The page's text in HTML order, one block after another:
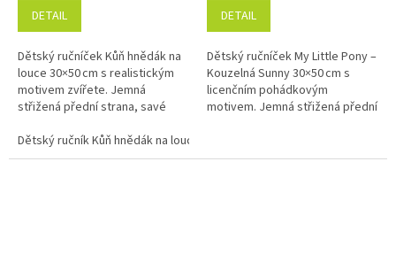
DETAIL
Dětský ručníček Kůň hnědák na
louce 30×50 cm s realistickým
motivem zvířete. Jemná
střižená přední strana, savé
Dětský ručník Kůň hnědák na louce 30x50 cm
DETAIL
Dětský ručníček My Little Pony –
Kouzelná Sunny 30×50 cm s
licenčním pohádkovým
motivem. Jemná střižená přední